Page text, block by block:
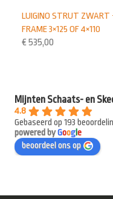
LUIGINO STRUT ZWART
FRAME 3×125 OF 4×110
€ 535,00
Mijnten Schaats- en
4.8
Gebaseerd op 193
powered byGooge
beoordeel ons op